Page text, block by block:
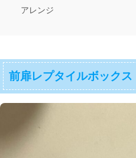
アレンジ
前扉レプタイルボックス